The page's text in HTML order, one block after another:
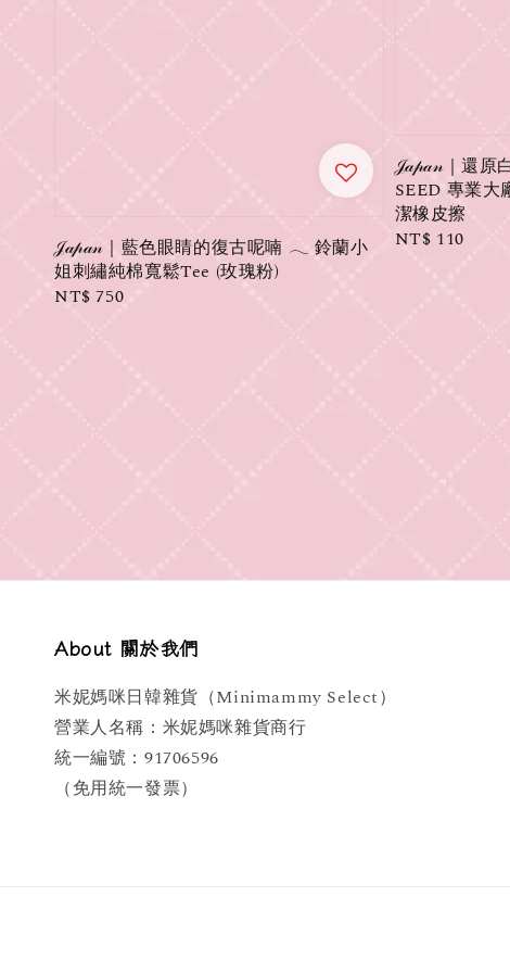
𝒥𝒶𝓅𝒶𝓃｜藍色眼睛的復古呢喃 𓂃 鈴蘭小
姐刺繡純棉寬鬆Tee (玫瑰粉)
Regular
NT$ 750
𝒥𝒶𝓅𝒶𝓃｜還原
SEED 專業大
潔橡皮擦
Regular
NT$ 110
About 關於我們
米妮媽咪日韓雜貨（Minimammy Select）
營業人名稱：米妮媽咪雜貨商行
統一編號：91706596
（免用統一發票）